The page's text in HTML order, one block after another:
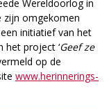
Wereldoorlog in
zijn omgekomen
initiatief van het
het project ‘Geef ze
op de
www.herinnerings­